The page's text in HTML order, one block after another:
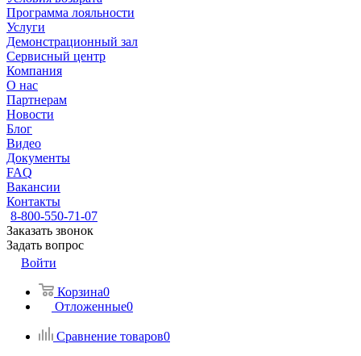
Программа лояльности
Услуги
Демонстрационный зал
Сервисный центр
Компания
О нас
Партнерам
Новости
Блог
Видео
Документы
FAQ
Вакансии
Контакты
8-800-550-71-07
Заказать звонок
Задать вопрос
Войти
Корзина0
Отложенные0
Сравнение товаров0